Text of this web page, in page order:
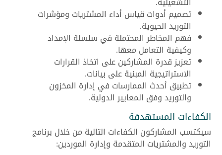
تصميم أدوات قياس أداء المشتريات ومؤشرات
التوريد الحيوية.
فهم المخاطر المحتملة في سلسلة الإمداد
وكيفية التعامل معها.
تعزيز قدرة المشاركين على اتخاذ القرارات
الاستراتيجية المبنية على بيانات.
تطبيق أحدث الممارسات في إدارة المخزون
والتوريد وفق المعايير الدولية.
الكفاءات المستهدفة
سيكتسب المشاركون الكفاءات التالية من خلال برنامج
التوريد والمشتريات المتقدمة وإدارة الموردين: